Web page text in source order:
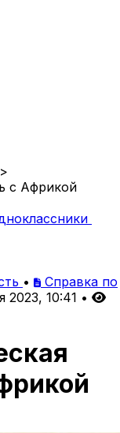
>
с Африкой
•
Справка по
2023, 10:41 •